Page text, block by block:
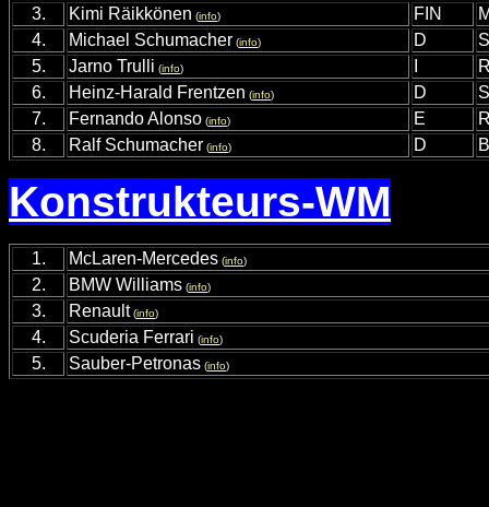
3.
Kimi Räikkönen (info) FIN
4.
Michael Schumacher (info) D
5.
Jarno Trulli (info)
6.
Heinz-Harald Frentzen (info) D
7.
Fernando Alonso (info) E
8.
Ralf Schumacher (info) D
Konstrukteurs-WM
1. McLaren-Mercedes (info)
2. BMW Williams (info)
3. Renault(info)
4. Scuderia Ferrari (info)
5. Sauber-Petronas (info)